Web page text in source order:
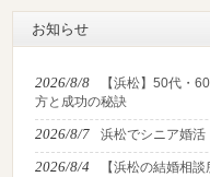
お知らせ
2026/8/8
【浜松】50代・
方と成功の秘訣
2026/8/7 浜松でシニア婚
2026/8/4
【浜松の結婚相